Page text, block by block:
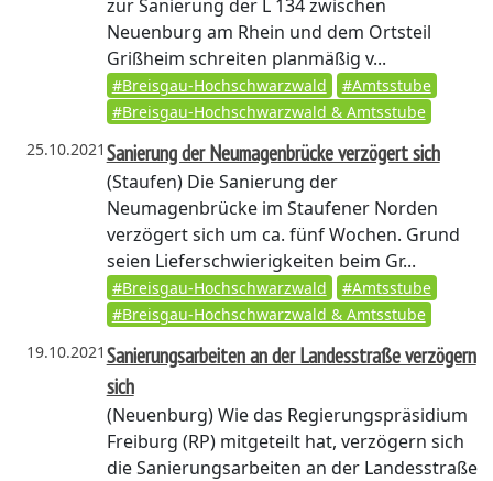
zur Sanierung der L 134 zwischen
Neuenburg am Rhein und dem Ortsteil
Grißheim schreiten planmäßig v...
#Breisgau-Hochschwarzwald
#Amtsstube
#Breisgau-Hochschwarzwald & Amtsstube
25.10.2021 Sanierung der Neumagenbrücke verzögert sich
(Staufen)Die Sanierung der
Neumagenbrücke im Staufener Norden
verzögert sich um ca. fünf Wochen. Grund
seien Lieferschwierigkeiten beim Gr...
#Breisgau-Hochschwarzwald
#Amtsstube
#Breisgau-Hochschwarzwald & Amtsstube
19.10.2021 Sanierungsarbeiten an der Landesstraße verzögern
sich
(Neuenburg)Wie das Regierungspräsidium
Freiburg (RP) mitgeteilt hat, verzögern sich
die Sanierungsarbeiten an der Landesstraße